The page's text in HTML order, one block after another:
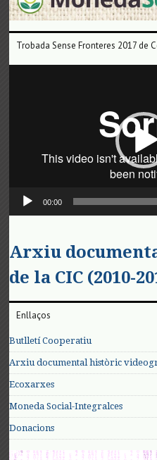
Trobada Sense Fronteres 2017 de
00:00
Arxiu
de la CIC (2010-
Enllaços
Butlletí Cooperatiu
Arxiu documental històric
Ecoxarxes
Moneda Social-Integralces
Donacions